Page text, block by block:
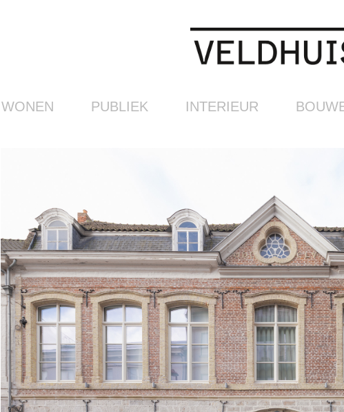
WONEN PUBLIEK INTERIEUR